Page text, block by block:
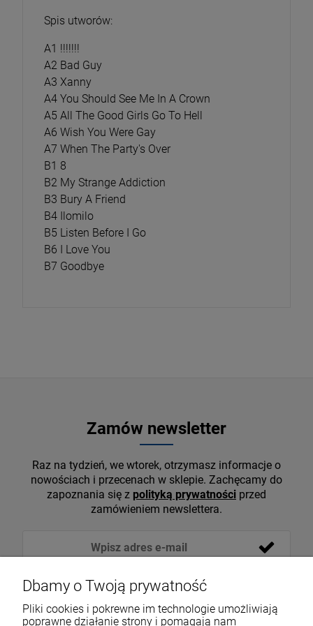
Spis utworów:
A1 !!!!!!!
A2 Bad Guy
A3 Xanny
A4 You Should See Me In A Crown
A5 All The Good Girls Go To Hell
A6 Wish You Were Gay
A7 When The Party's Over
B1 8
B2 My Strange Addiction
B3 Bury A Friend
B4 Ilomilo
B5 Listen Before I Go
B6 I Love You
B7 Goodbye
Zamów newsletter
Raz na tydzień, we wtorek, otrzymasz informacje o
nowościach i przecenach w sklepie. Zachęcamy do
zapoznania się z polityką prywatności przed
zamówieniem newslettera.
Dbamy o Twoją prywatność
Pliki cookies i pokrewne im technologie umożliwiają
poprawne działanie strony i pomagają nam